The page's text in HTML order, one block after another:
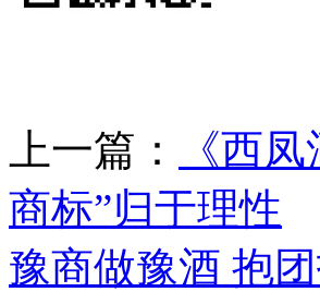
上一篇：
《西
商标”归于理性
豫商做豫酒 抱